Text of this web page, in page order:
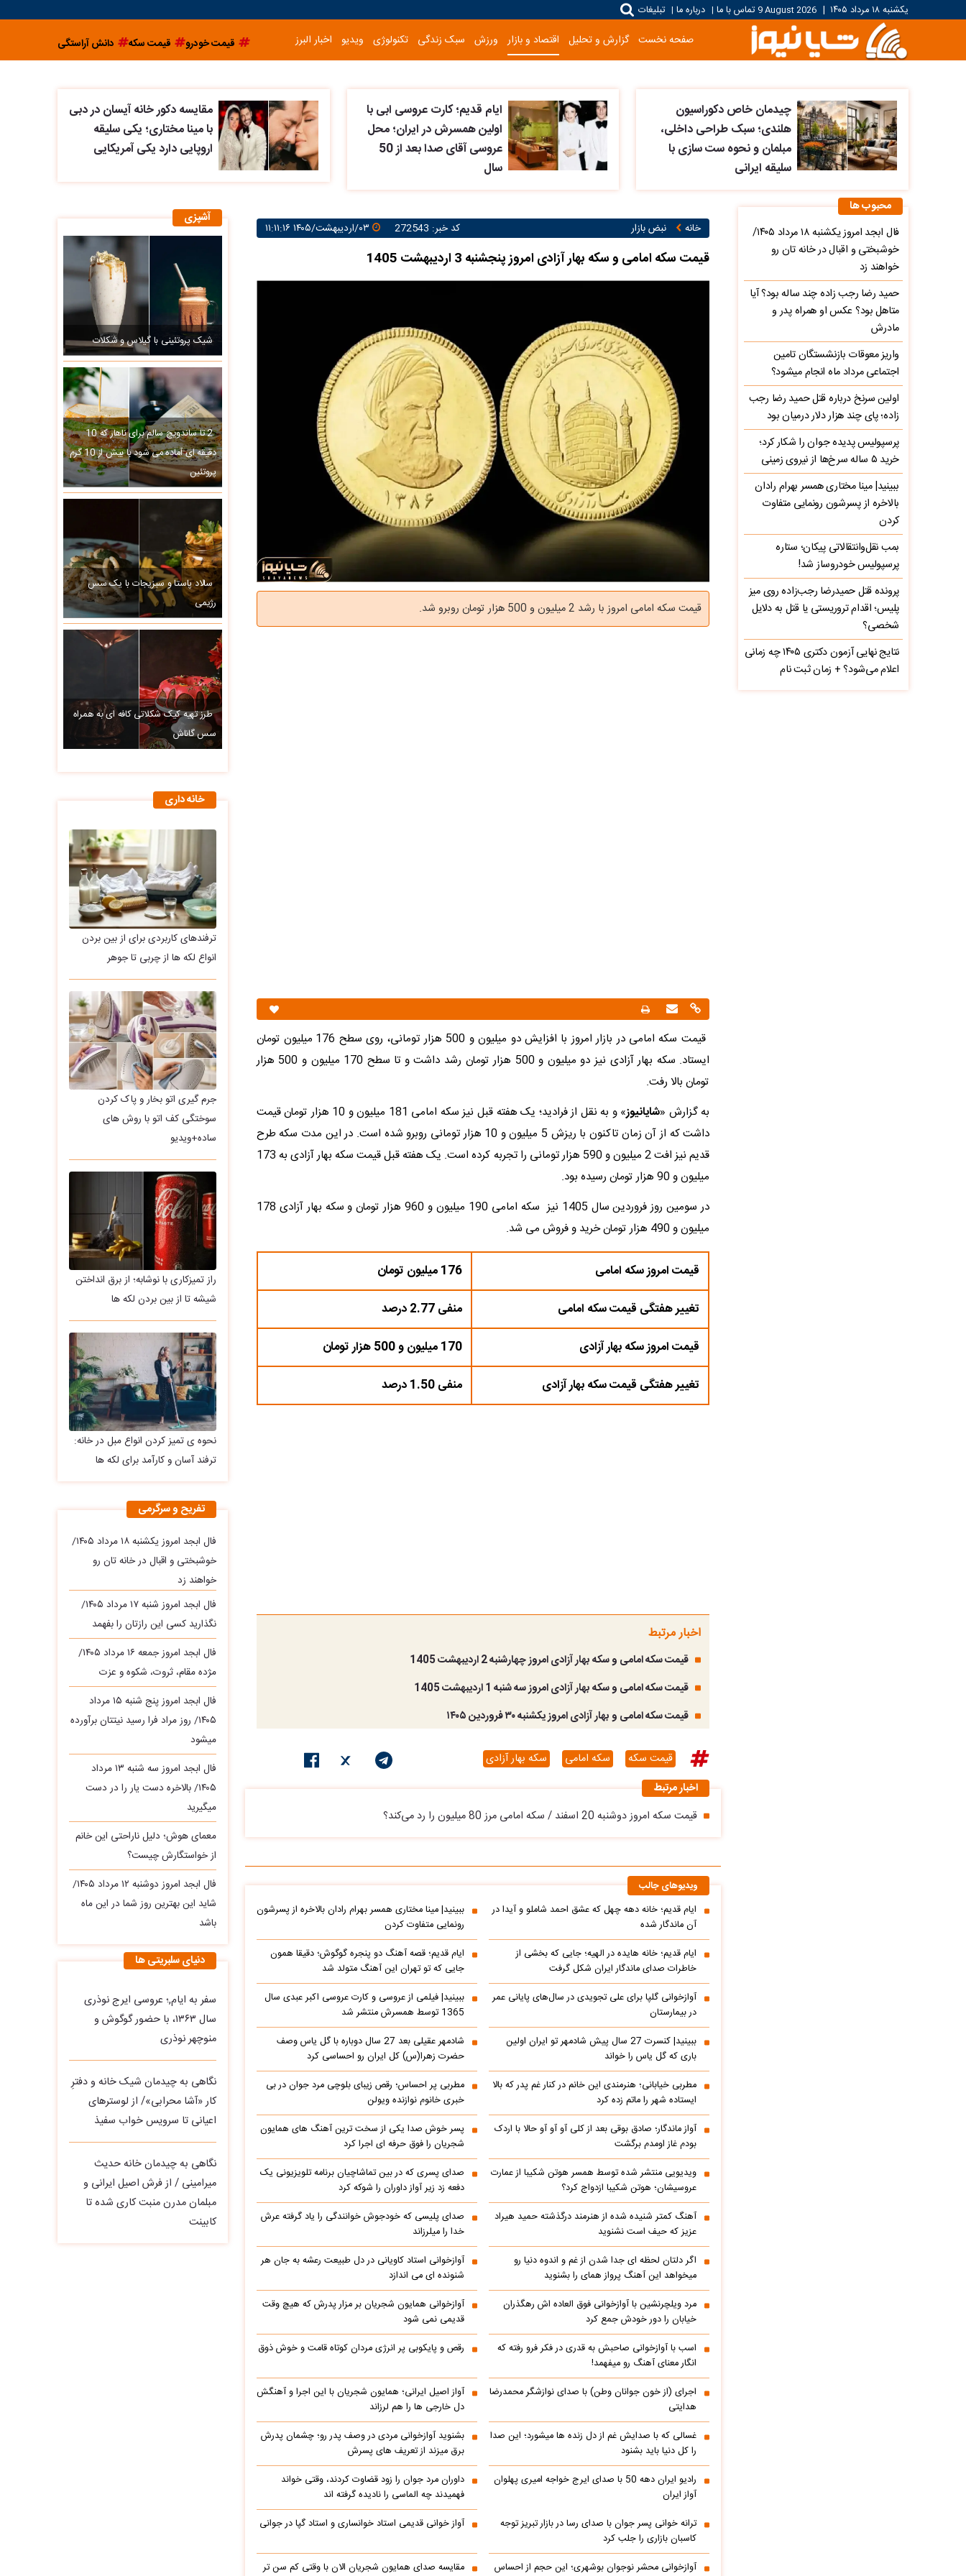
یکشنبه ۱۸ مرداد ۱۴۰۵ |
9 August 2026 تماس با ما | درباره ما | تبلیغات
صفحه نخست گزارش و تحلیل اقتصاد و بازار ورزش سبک زندگی تکنولوژی ویدیو اخبار البرز قیمت خودرو قیمت سکه دانش آراستگی
چیدمان خاص دکوراسیون
هلندی؛ سبک طراحی داخلی،
مبلمان و نحوه ست سازی با
سلیقه ایرانی
ایام قدیم؛ کارت عروسی ابی با
اولین همسرش در ایران؛ محل
عروسی آقای صدا بعد از 50
سال
مقایسه دکور خانه آیسان در دبی
با مینا مختاری؛ یکی سلیقه
اروپایی دارد یکی آمریکایی
خانه نبض بازار کد خبر: 272543
قیمت سکه امامی و سکه بهار آزادی امروز پنجشنبه 3 اردیبهشت 1405
قیمت سکه امامی امروز با رشد 2 میلیون و 500 هزار تومان روبرو شد.
قیمت سکه امامی در بازار امروز با افزایش دو میلیون و 500 هزار تومانی، روی سطح 176 میلیون تومان
ایستاد. سکه بهار آزادی نیز دو میلیون و 500 هزار تومان رشد داشت و تا سطح 170 میلیون و 500 هزار
تومان بالا رفت.
به گزارش «شایانیوز
» و به نقل از فرادید؛ یک هفته قبل نیز سکه امامی 181 میلیون و 10 هزار تومان قیمت
داشت که از آن زمان تاکنون با ریزش 5 میلیون و 10 هزار تومانی روبرو شده است. در این مدت سکه طرح
قدیم نیز افت 2 میلیون و 590 هزار تومانی را تجربه کرده است. یک هفته قبل قیمت سکه بهار آزادی به 173
میلیون و 90 هزار تومان رسیده بود.
در سومین روز فروردین سال 1405 نیز سکه امامی 190 میلیون و 960 هزار تومان و سکه بهار آزادی 178
میلیون و 490 هزار تومان خرید و فروش می شد.
قیمت امروز سکه امامی
176 میلیون تومان
تغییر هفتگی قیمت سکه امامی
منفی 2.77 درصد
قیمت امروز سکه بهار آزادی
170 میلیون و 500 هزار تومان
تغییر هفتگی قیمت سکه بهار آزادی
منفی 1.50 درصد
اخبار مرتبط
قیمت سکه امامی و سکه بهار آزادی امروز چهارشنبه 2 اردیبهشت 1405
قیمت سکه امامی و سکه بهار آزادی امروز سه شنبه 1 اردیبهشت 1405
قیمت سکه امامی و بهار آزادی امروز یکشنبه ۳۰ فروردین ۱۴۰۵
قیمت سکه سکه امامی
سکه بهار آزادی
اخبار مرتبط
قیمت سکه امروز دوشنبه 20 اسفند / سکه امامی مرز 80 میلیون را رد می‌کند؟
ویدیوهای جالب
ایام قدیم؛ خانه دهه چهل که عشق احمد شاملو و آیدا در
آن ماندگار شده
ببینید| مینا مختاری همسر بهرام رادان بالاخره از پسرشون
رونمایی متفاوت کردن
ایام قدیم؛ خانه هایده در الهیه؛ جایی که بخشی از
خاطرات صدای ماندگار ایران شکل گرفت
ایام قدیم؛ قصه آهنگ دو پنجره گوگوش؛ دقیقا همون
جایی که تو تهران این آهنگ متولد شد
آوازخوانی گلپا برای علی تجویدی در سال‌های پایانی عمر
در بیمارستان
ببینید| فیلمی از عروسی و کارت عروسی اکبر عبدی سال
1365 توسط همسرش منتشر شد
ببینید| کنسرت 27 سال پیش شادمهر تو ایران اولین
باری که گل یاس را خواند
شادمهر عقیلی بعد 27 سال دوباره با گل یاس وصف
حضرت زهرا(س) کل ایران رو احساسی کرد
مطربی خیابانی؛ هنرمندی این خانم در کنار غم پدر که بالا
ایستاده شهر را ماتم زده کرد
مطربی پر احساس؛ رقص زیبای بلوچی مرد جوان در بی
خبری خانوم نوازنده ویولن
آواز ماندگار؛ صادق بوقی بعد از کلی آو آو آو حالا با اردک
بودم غاز اومدم برگشت
پسر خوش صدا یکی از سخت ترین آهنگ های همایون
شجریان را فوق حرفه ای اجرا کرد
ویدیویی منتشر شده توسط همسر هوتن شکیبا از عمارت
عروسیشان؛ هوتن شکیبا ازدواج کرد؟
صدای پسری که در بین تماشاچیان برنامه تلویزیونی یک
دفعه زد زیر آواز داوران را شوکه کرد
آهنگ کمتر شنیده شده از هنرمند درگذشته حمید هیراد
عزیز که حیف است نشنوید
صدای پلیسی که خودجوش خوانندگی را یاد گرفته عرش
خدا را میلرزاند
اگر دلتان لحظه ای جدا شدن از غم و اندوه دنیا رو
میخواهد این آهنگ پرواز همای را بشنوید
آوازخوانی استاد کاویانی در دل طبیعت رعشه به جان هر
شنونده ای می اندازد
مرد ویلچرنشین با آوازخوانی فوق العاده اش رهگذران
خیابان را دور خودش جمع کرد
آوازخوانی همایون شجریان بر مزار پدرش که هیچ وقت
قدیمی نمی شود
اسب با آوازخوانی صاحبش به قدری در فکر فرو رفته که
انگار معنای آهنگ رو میفهمد!
رقص و پایکوبی پر انرژی مردان کوتاه قامت و خوش ذوق
اجرای (از خون جوانان وطن) با صدای نوازشگر محمدرضا
هدایتی
آواز اصیل ایرانی؛ همایون شجریان با این اجرا و آهنگش
دل خارجی ها را هم لرزاند
غسالی که با صدایش غم از دل زنده ها میشورد؛ این صدا
را کل دنیا باید بشنود
بشنوید آوازخوانی مردی در وصف پدر رو؛ چشمان پدرش
برق میزند از تعریف های پسرش
رادیو ایران دهه 50 با صدای ایرج خواجه امیری پهلوان
آواز ایران
داوران مرد جوان را زود قضاوت کردند، وقتی خواند
فهمیدند چه الماسی را نادیده گرفته اند
ترانه خوانی پسر جوان با صدای رسا در بازار تبریز توجه
کاسبان بازاری را جلب کرد
آواز خوانی قدیمی استاد خوانساری و استاد گپا در جوانی
آوازخوانی محشر نوجوان بوشهری؛ این حجم از احساس
مقایسه صدای همایون شجریان الان با وقتی کم سن تر
آشپزی
شیک پروتئینی با گیلاس و شکلات
2 تا ساندویچ سالم برای ناهار که 10
دقیقه ای آماده می شود با بیش از 10 گرم
پروتئین
سالاد پاستا و سبزیجات با یک سس
رژیمی
طرز تهیه کیک شکلاتی کافه ای به همراه
سس گاناش
خانه داری
ترفندهای کاربردی برای از بین بردن
انواع لکه ها از چربی تا جوهر
جرم گیری اتو بخار و پاک کردن
سوختگی کف اتو با روش های
ساده+ویدیو
راز تمیزکاری با نوشابه؛ از برق انداختن
شیشه تا از بین بردن لکه ها
نحوه ی تمیز کردن انواع مبل در خانه:
ترفند آسان و کارآمد برای لکه ها
تفریح و سرگرمی
فال ابجد امروز یکشنبه ۱۸ مرداد ۱۴۰۵/
خوشبختی و اقبال در خانه تان رو
خواهند زد
فال ابجد امروز شنبه ۱۷ مرداد ۱۴۰۵/
نگذارید کسی این رازتان را بفهمد
فال ابجد امروز جمعه ۱۶ مرداد ۱۴۰۵/
مژده مقام، ثروت، شکوه و عزت
فال ابجد امروز پنج شنبه ۱۵ مرداد
۱۴۰۵/ روز مراد فرا رسید نیتتان برآورده
میشود
فال ابجد امروز سه‌ شنبه ۱۳ مرداد
۱۴۰۵/ بالاخره دست یار را در دست
میگیرید
معمای هوش؛ دلیل ناراحتی این خانم
از خواستگارش چیست؟
فال ابجد امروز دوشنبه ۱۲ مرداد ۱۴۰۵/
شاید این بهترین روز شما در این ماه
باشد
دنیای سلبریتی ها
سفر به ایام,؛ عروسی ایرج نوذری
سال ۱۳۶۳، با حضور گوگوش و
منوچهر نوذری
نگاهی به چیدمان شیک خانه و دفترِ
کار «آشا محرابی»/ از لوسترهای
اعیانی تا سرویس خواب سفیذ
نگاهی به چیدمان خانه حدیث
میرامینی / از فرش اصیل ایرانی و
مبلمان مدرن منبت‌ کاری‌ شده تا
کابینت
محبوب ها
فال ابجد امروز یکشنبه ۱۸ مرداد ۱۴۰۵/
خوشبختی و اقبال در خانه تان رو
خواهند زد
حمید رضا رجب زاده چند ساله بود؟ آیا
متاهل بود؟ عکس او همراه پدر و
مادرش
واریز معوقات بازنشستگان تامین
اجتماعی مرداد ماه انجام میشود؟
اولین سرنخ درباره قتل حمید رضا رجب‌
زاده؛ پای چند هزار دلار درمیان بود
پرسپولیس پدیده جوان را شکار کرد؛
خرید ۵ ساله سرخ‌ها از نیروی زمینی
ببینید| مینا مختاری همسر بهرام رادان
بالاخره از پسرشون رونمایی متفاوت
کردن
بمب نقل‌وانتقالاتی پیکان؛ ستاره
پرسپولیس خودروساز شد!
پرونده قتل حمیدرضا رجب‌زاده روی میز
پلیس؛ اقدام تروریستی یا قتل به دلایل
شخصی؟
نتایج نهایی آزمون دکتری ۱۴۰۵ چه زمانی
اعلام می‌شود؟ + زمان ثبت نام